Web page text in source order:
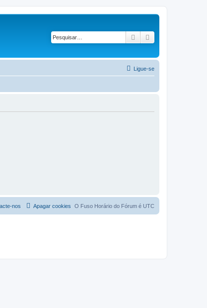
Pesquisar
Ligue-se
O Fuso Horário do Fórum é UTC
Apagar cookies
nos